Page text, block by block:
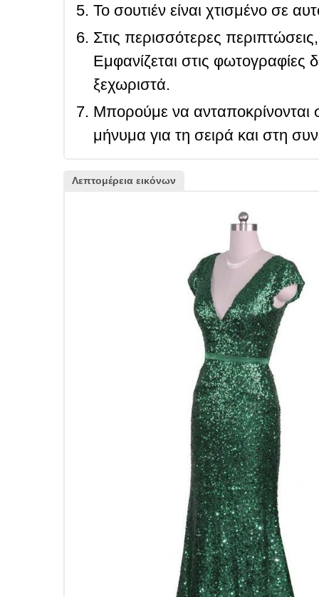
Το σουτιέν είναι χτισμένο σε
Στις περισσότερες
Εμφανίζεται στις φωτογραφίες
ξεχωριστά.
Μπορούμε να ανταποκρίνονται
μήνυμα για τη σειρά και στη
Λεπτομέρεια εικόνων